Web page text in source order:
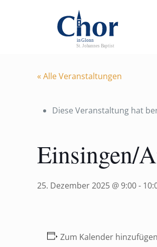
« Alle Veranstaltungen
Diese Veranstaltung hat
Einsingen/
25. Dezember 2025 @ 9:00-
Zum Kalender hinzufügen